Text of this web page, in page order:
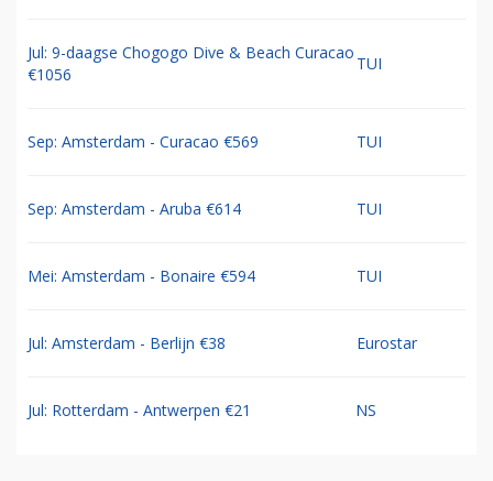
Jul: 9-daagse Chogogo Dive & Beach Curacao
€1056
TUI
Sep: Amsterdam - Curacao €569 TUI
Sep: Amsterdam - Aruba €614 TUI
Mei: Amsterdam - Bonaire €594 TUI
Jul: Amsterdam - Berlijn €38 Eurostar
Jul: Rotterdam - Antwerpen €21 NS